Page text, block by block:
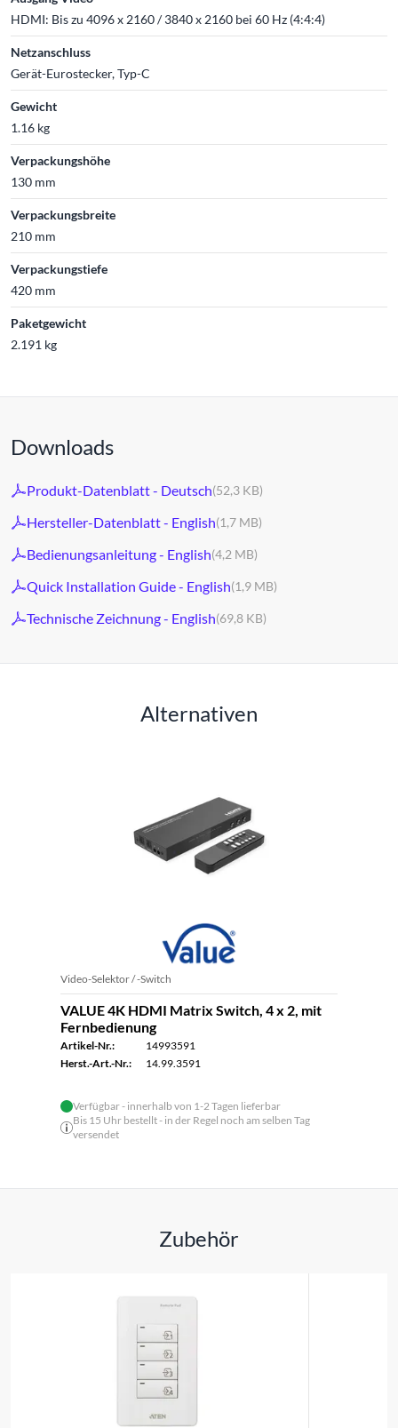
HDMI: Bis zu 4096 x 2160 / 3840 x 2160 bei 60 Hz (4:4:4)
Netzanschluss
Gerät-Eurostecker, Typ-C
Gewicht
1.16 kg
Verpackungshöhe
130 mm
Verpackungsbreite
210 mm
Verpackungstiefe
420 mm
Paketgewicht
2.191 kg
Downloads
Produkt-Datenblatt - Deutsch(52,3 KB)
Hersteller-Datenblatt - English(1,7 MB)
Bedienungsanleitung - English(4,2 MB)
Quick Installation Guide - English(1,9 MB)
Technische Zeichnung - English(69,8 KB)
Alternativen
Video-Selektor / -Switch
VALUE 4K HDMI Matrix Switch, 4 x 2, mit
Fernbedienung
Artikel-Nr.:
14993591
Herst.-Art.-Nr.:
14.99.3591
Verfügbar - innerhalb von 1-2 Tagen lieferbar
Bis 15 Uhr bestellt - in der Regel noch am selben Tag
versendet
Zubehör